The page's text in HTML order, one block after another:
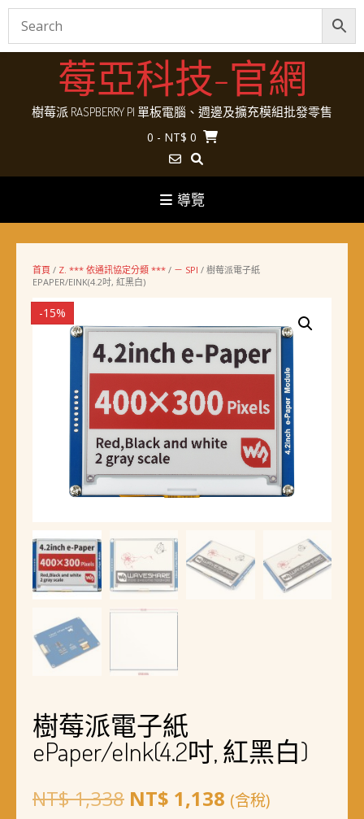
Skip
莓亞科技-官網
樹莓派 RASPBERRY PI 單板電腦、週邊及擴充模組批發零售
0 - NT$ 0
導覽
首頁 / Z. *** 依通訊協定分類 *** / － SPI / 樹莓派電子紙
EPAPER/EINK(4.2吋, 紅黑白)
-15%
樹莓派電子紙
ePaper/eInk(4.2吋, 紅黑白)
NT$1,338 原
NT$ 1,138 目
(含稅)